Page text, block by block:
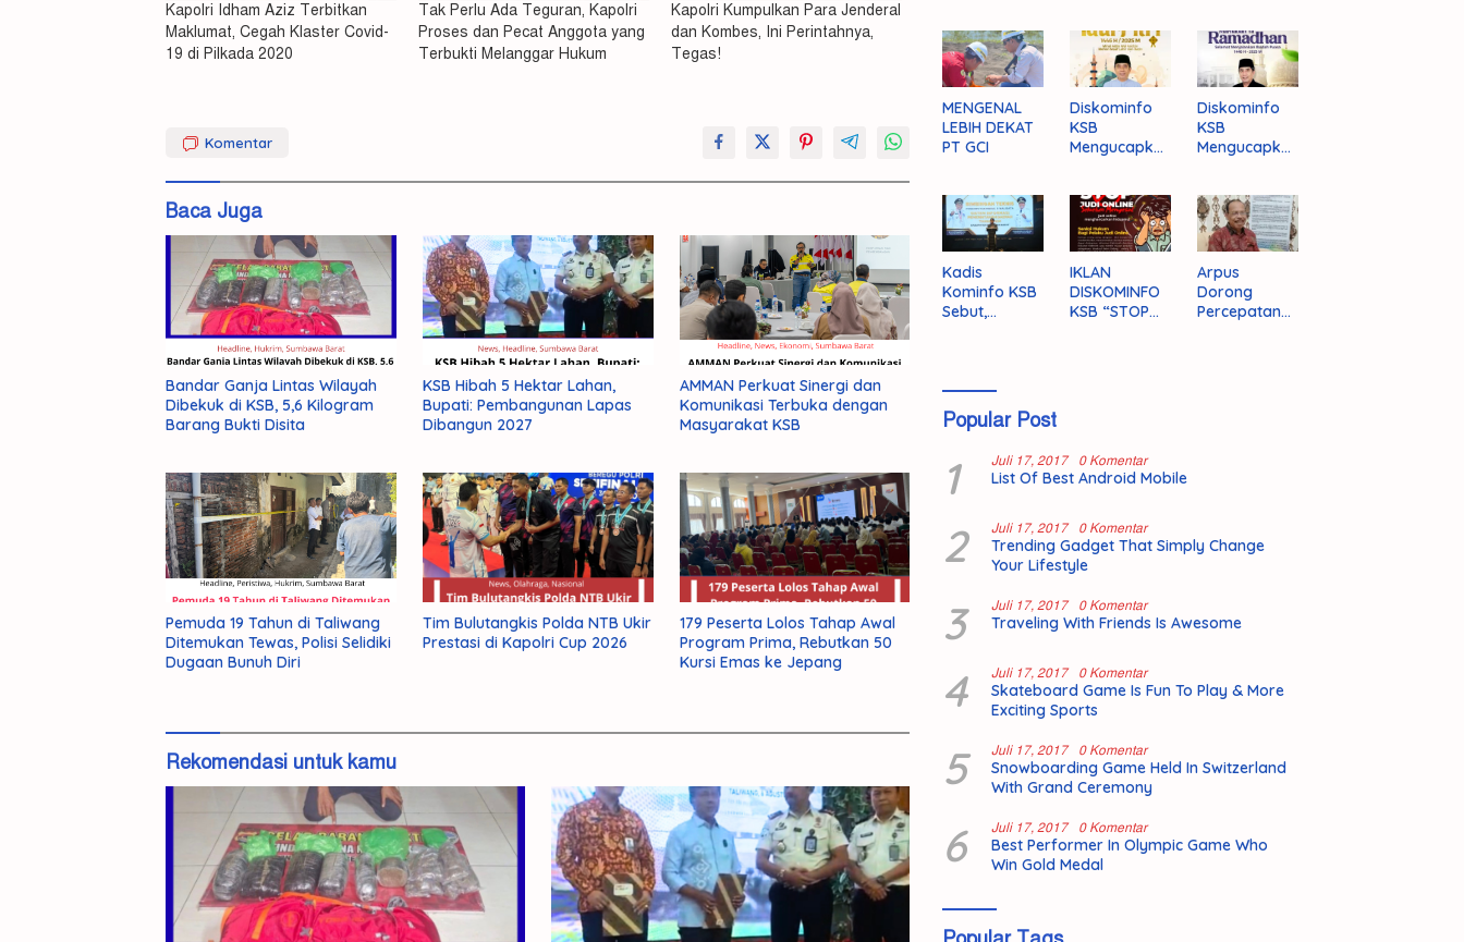
Kapolri Idham Aziz Terbitkan
Maklumat, Cegah Klaster Covid-
19 di Pilkada 2020
Tak Perlu Ada Teguran, Kapolri
Proses dan Pecat Anggota yang
Terbukti Melanggar Hukum
Kapolri Kumpulkan Para Jenderal
dan Kombes, Ini Perintahnya,
Tegas!
Komentar
Baca Juga
Bandar Ganja Lintas Wilayah
Dibekuk di KSB, 5,6 Kilogram
Barang Bukti Disita
KSB Hibah 5 Hektar Lahan,
Bupati: Pembangunan Lapas
Dibangun 2027
AMMAN Perkuat Sinergi dan
Komunikasi Terbuka dengan
Masyarakat KSB
Pemuda 19 Tahun di Taliwang
Ditemukan Tewas, Polisi Selidiki
Dugaan Bunuh Diri
Tim Bulutangkis Polda NTB Ukir
Prestasi di Kapolri Cup 2026
179 Peserta Lolos Tahap Awal
Program Prima, Rebutkan 50
Kursi Emas ke Jepang
Rekomendasi untuk kamu
MENGENAL
LEBIH DEKAT
PT GCI
Diskominfo
KSB
Mengucapka
Idul Fitri 1446
H/2025 M
Diskominfo
KSB
Mengucapka
Ibadah Puasa
1446 H/2025
M
Kadis
Kominfo KSB
Sebut,
IKLAN
DISKOMINFO
KSB “STOP
Arpus
Dorong
Percepatan
Popular Post
1 Juli 17, 2017 0 Komentar
List Of Best Android Mobile
2 Juli 17, 2017 0 Komentar
Trending Gadget That Simply Change
Your Lifestyle
3 Juli 17, 2017 0 Komentar
Traveling With Friends Is Awesome
4 Juli 17, 2017 0 Komentar
Skateboard Game Is Fun To Play & More
Exciting Sports
5 Juli 17, 2017 0 Komentar
Snowboarding Game Held In Switzerland
With Grand Ceremony
6 Juli 17, 2017 0 Komentar
Best Performer In Olympic Game Who
Win Gold Medal